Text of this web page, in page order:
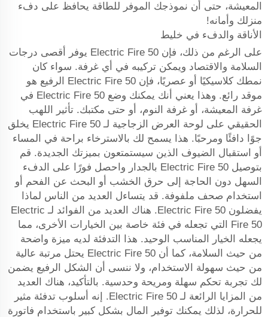
المعيشة، حتى أن نموذجك الموفر للطاقة يحافظ على دفء
منزلك وأمانه!
الأناقة والدفء في خليط
على الرغم من ذلك، فإن Electric Fire 50 يوفر أقصى درجات
السلامة والاقتصاد ويمكن تركيبه في أي غرفة. سواء كان
نمطك كلاسيكيًا أو عصريًا، فإن Electric Fire 50 الرفيع هو
موقد رائع. وهذا يعني أنك يمكنك وضع Electric Fire 50 في
غرفة المعيشة، أو غرفة النوم، أو حتى مكتبك. تأثير اللهب
الحقيقي على لوحة العرض الزجاجية لـ Electric Fire 50 يخلق
جوًا دافئًا ومرحبًا. هذا يسمح لك بالاسترخاء براحة في المساء
أو استقبال الضيوف الذين سيستمتعون بميزتك الجديدة. قم
بتوصيل Electric Fire 50 بالجدار واحصل فورًا على الدفء
السهل دون الحاجة إلى حرق الخشب أو البحث عن الفحم أو
استخدام صحف ملفوفة. قد يتساءل العديد من الناس لماذا
يفضلون Electric Fire 50. هناك العديد من الفوائد لـ Electric
Fire 50 التي تجعله في فئة خاصة بين الخيارات الأخرى، مما
يجعله الخيار المناسب الوحيد. هذا التدفئة لديه ميزة واضحة
من حيث السلامة، كما أن Electric Fire 50 يحتل مرتبة عالية
من حيث سهولة الاستخدام، ولا ننسى أن الشكل الرفيع يضمن
لك تجربة تحكم سهلة ومريحة وحدسية. بالتأكيد، هناك العديد
من المزايا الرائعة لـ Electric Fire 50. إنه أسلوب تدفئة مثير
للحرارة، لذلك يمكنك توفير المال بشكل كبير باستخدام فاتورة